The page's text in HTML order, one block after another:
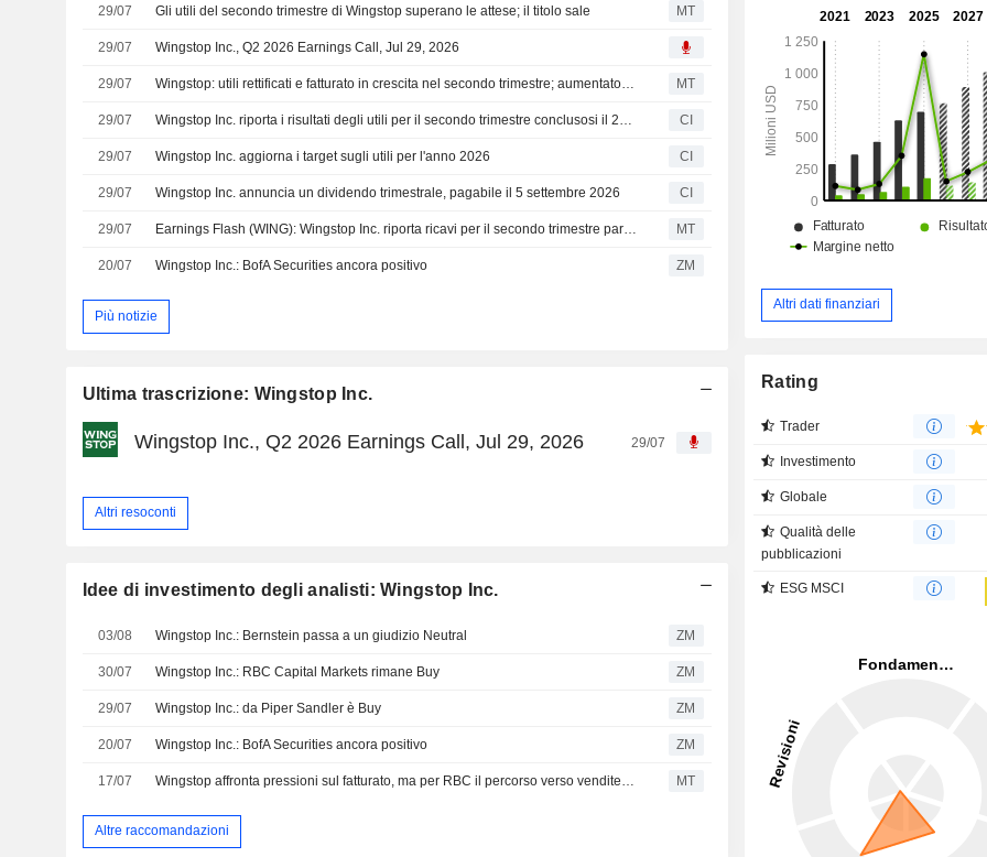
29/07 Gli utili del secondo trimestre di Wingstop superano le attese; il titolo sale MT
29/07 Wingstop Inc., Q2 2026 Earnings Call, Jul 29, 2026
29/07 Wingstop: utili rettificati e fatturato in crescita nel secondo trimestre; aumentato il dividendo trimestrale MT
29/07 Wingstop Inc. riporta i risultati degli utili per il secondo trimestre conclusosi il 27 giugno 2026 CI
29/07 Wingstop Inc. aggiorna i target sugli utili per l'anno 2026 CI
29/07 Wingstop Inc. annuncia un dividendo trimestrale, pagabile il 5 settembre 2026 CI
29/07 Earnings Flash (WING): Wingstop Inc. riporta ricavi per il secondo trimestre pari a 185,6 Mio USD, contro una stima FactSet di 190,3 Mio USD MT
20/07 Wingstop Inc.: BofA Securities ancora positivo ZM
Più notizie
Ultima trascrizione: Wingstop Inc.
Wingstop Inc., Q2 2026 Earnings Call, Jul 29, 2026 29/07
Altri resoconti
Idee di investimento degli analisti: Wingstop Inc.
03/08 Wingstop Inc.: Bernstein passa a un giudizio Neutral ZM
30/07 Wingstop Inc.: RBC Capital Markets rimane Buy ZM
29/07 Wingstop Inc.: da Piper Sandler è Buy ZM
20/07 Wingstop Inc.: BofA Securities ancora positivo ZM
17/07 MT
Altre raccomandazioni
Altri dati finanziari
Rating
Trader
Investimento
Globale
Qualità delle
pubblicazioni
ESG MSCI